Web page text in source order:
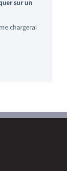
sur un
chargerai